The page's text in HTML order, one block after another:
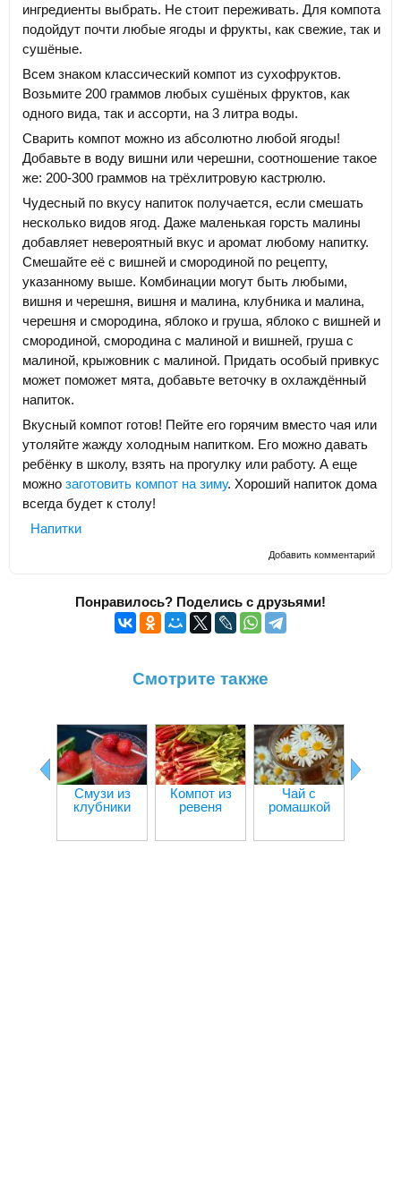
ингредиенты выбрать. Не стоит переживать. Для компота
подойдут почти любые ягоды и фрукты, как свежие, так и
сушёные.
Всем знаком классический компот из сухофруктов.
Возьмите 200 граммов любых сушёных фруктов, как
одного вида, так и ассорти, на 3 литра воды.
Сварить компот можно из абсолютно любой ягоды!
Добавьте в воду вишни или черешни, соотношение такое
же: 200-300 граммов на трёхлитровую кастрюлю.
Чудесный по вкусу напиток получается, если смешать
несколько видов ягод. Даже маленькая горсть малины
добавляет невероятный вкус и аромат любому напитку.
Смешайте её с вишней и смородиной по рецепту,
указанному выше. Комбинации могут быть любыми,
вишня и черешня, вишня и малина, клубника и малина,
черешня и смородина, яблоко и груша, яблоко с вишней и
смородиной, смородина с малиной и вишней, груша с
малиной, крыжовник с малиной. Придать особый привкус
может поможет мята, добавьте веточку в охлаждённый
напиток.
Вкусный компот готов! Пейте его горячим вместо чая или
утоляйте жажду холодным напитком. Его можно давать
ребёнку в школу, взять на прогулку или работу. А еще
можно заготовить компот на зиму. Хороший напиток дома
всегда будет к столу!
Напитки
Добавить комментарий
Понравилось? Поделись с друзьями!
Смотрите также
Смузи из
клубники
Компот из
ревеня
Чай с
ромашкой